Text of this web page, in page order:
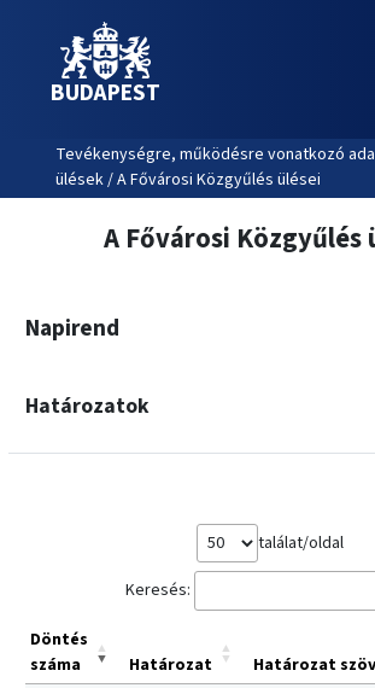
BUDAPEST
Tevékenységre, működésre vonatkozó
ülések / A Fővárosi Közgyűlés ülései
A Fővárosi Közgyűlés
Napirend
Határozatok
találat/oldal
Keresés:
Döntés
száma
Határozat
Határozat